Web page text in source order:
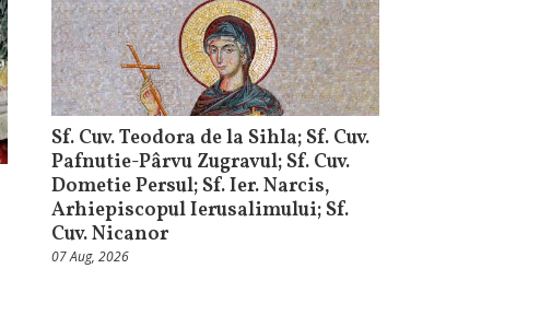
Sf. Cuv. Teodora de la Sihla; Sf. Cuv.
Pafnutie-Pârvu Zugravul; Sf. Cuv.
Dometie Persul; Sf. Ier. Narcis,
Arhiepiscopul Ierusalimului; Sf.
Cuv. Nicanor
07 Aug, 2026